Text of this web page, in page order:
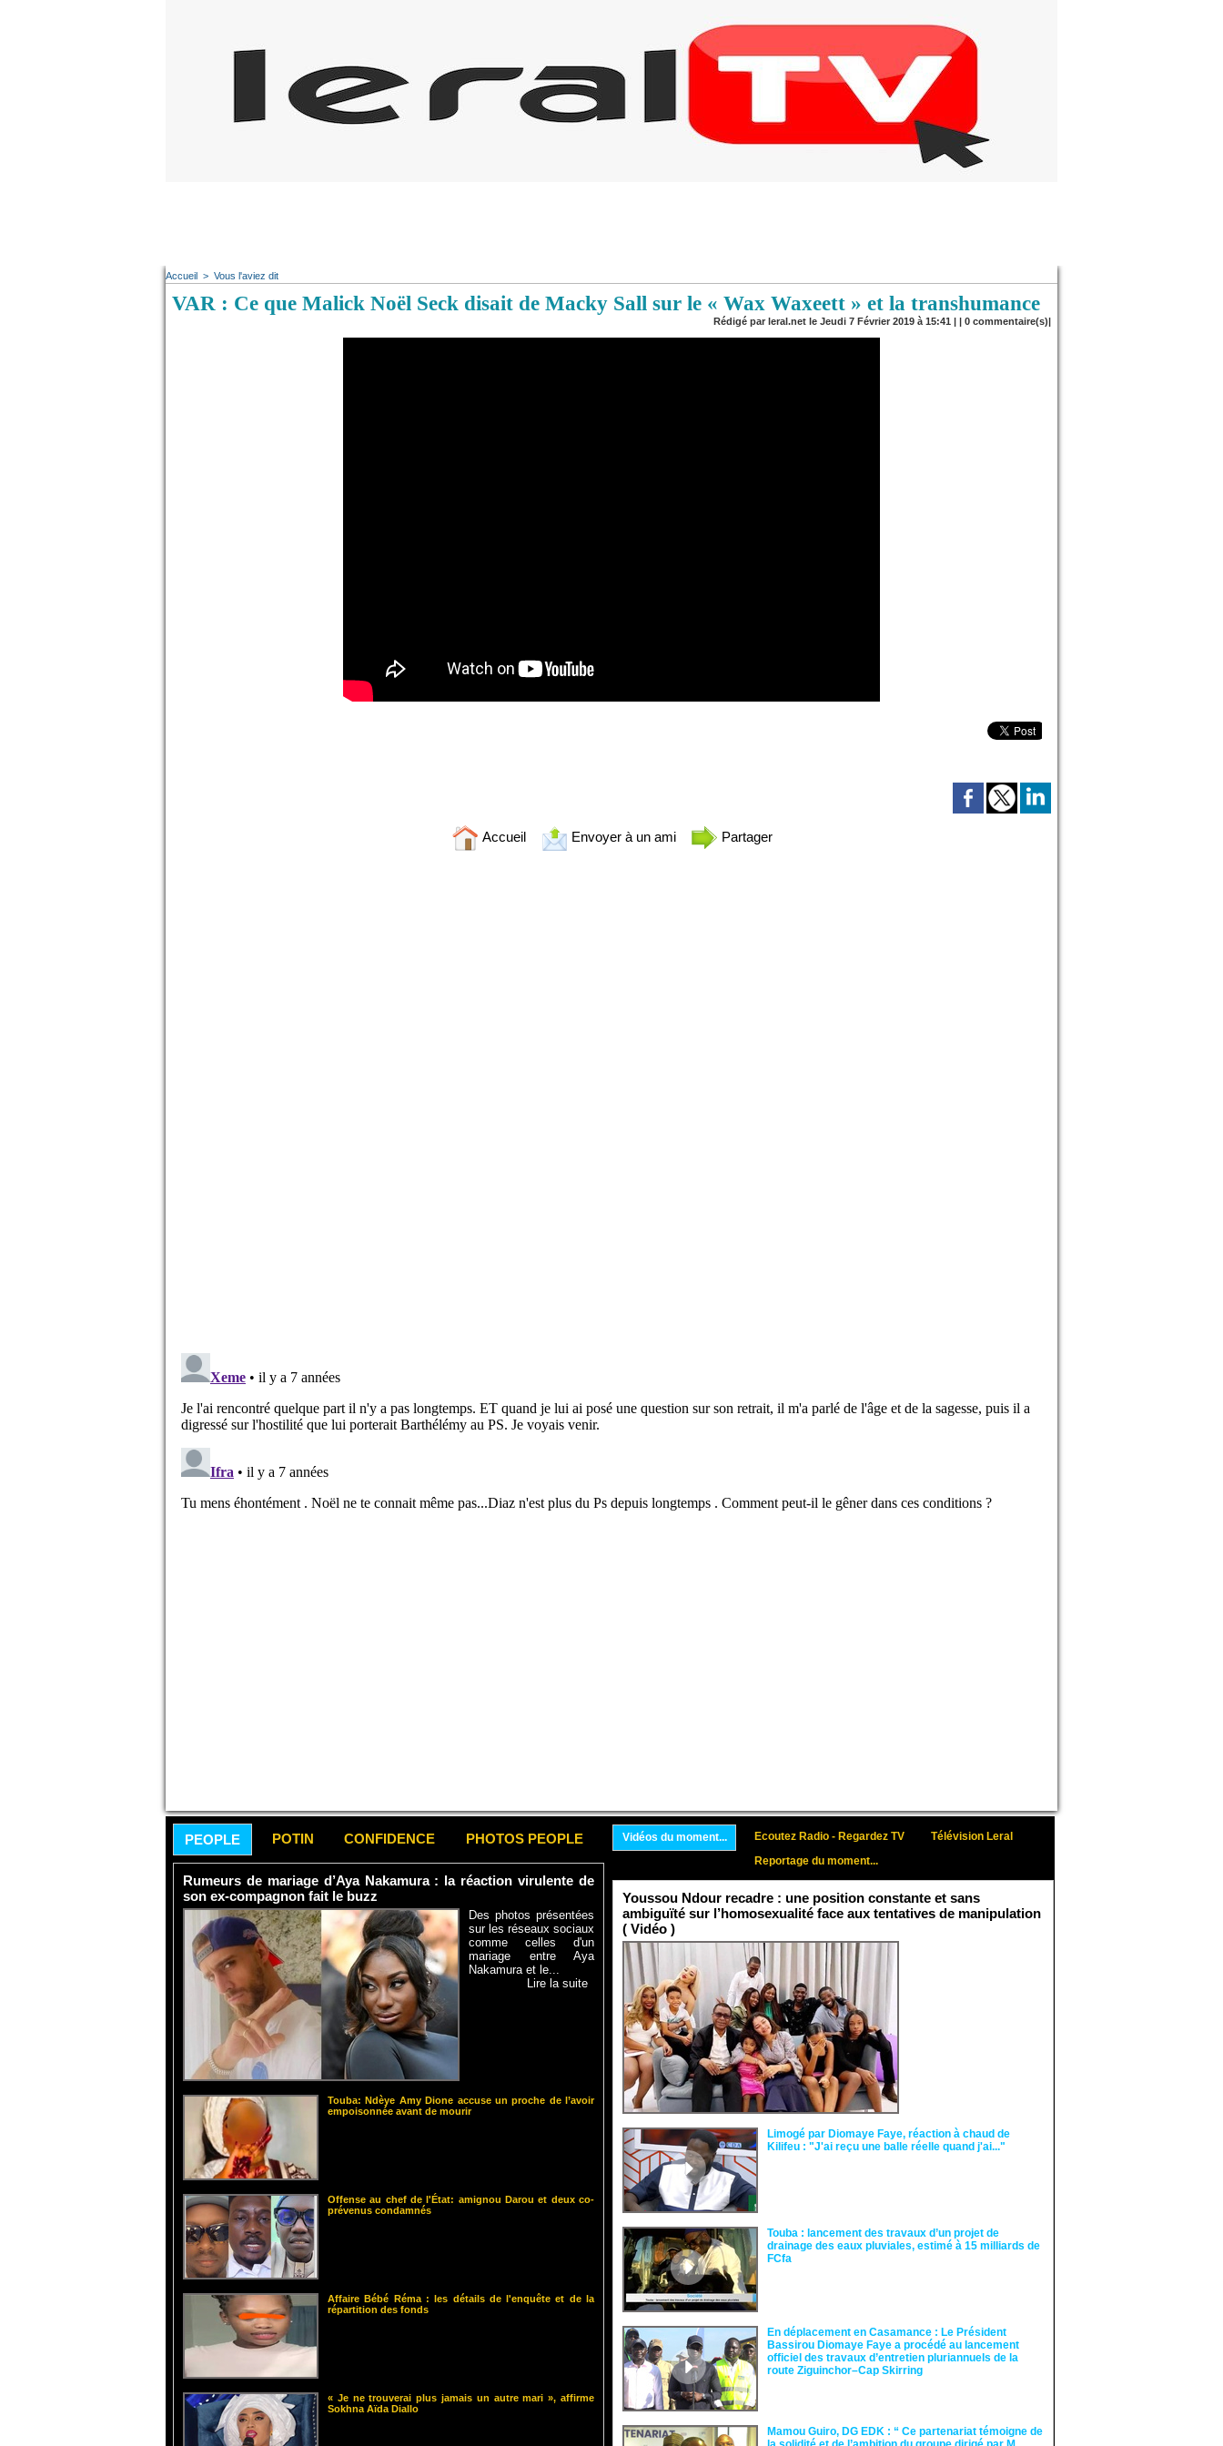
Accueil > Vous l'aviez dit
VAR : Ce que Malick Noël Seck disait de Macky Sall sur le « Wax Waxeett » et la transhumance
Rédigé par leral.net le Jeudi 7 Février 2019 à 15:41 | | 0 commentaire(s)|
Accueil Envoyer à un ami Partager
PEOPLE POTIN CONFIDENCE PHOTOS PEOPLE
Rumeurs de mariage d’Aya Nakamura : la réaction virulente de
son ex-compagnon fait le buzz
Des photos présentées
sur les réseaux sociaux
comme celles d'un
mariage entre Aya
Nakamura et le...
Lire la suite
Touba: Ndèye Amy Dione accuse un proche de l’avoir
empoisonnée avant de mourir
Offense au chef de l'État: amignou Darou et deux co-
prévenus condamnés
Affaire Bébé Réma : les détails de l'enquête et de la
répartition des fonds
« Je ne trouverai plus jamais un autre mari », affirme
Sokhna Aïda Diallo
Vidéos du moment... Ecoutez Radio - Regardez TV
Télévision Leral
Reportage du moment...
Youssou Ndour recadre : une position constante et sans
ambiguïté sur l’homosexualité face aux tentatives de manipulation
( Vidéo )
Limogé par Diomaye Faye, réaction à chaud de
Kilifeu : "J'ai reçu une balle réelle quand j'ai..."
Touba : lancement des travaux d’un projet de
drainage des eaux pluviales, estimé à 15 milliards de
FCfa ‎
En déplacement en Casamance : Le Président
Bassirou Diomaye Faye a procédé au lancement
officiel des travaux d’entretien pluriannuels de la
route Ziguinchor–Cap Skirring
Mamou Guiro, DG EDK : “ Ce partenariat témoigne de